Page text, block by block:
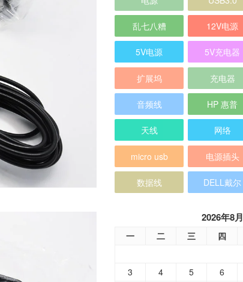
乱七八糟 12V电源
5V电源 5V充电器
扩展坞 充电器
音频线 HP 惠普
天线 网络
micro usb 电源插头
数据线 DELL戴尔
2026年8月
一 二 三 四
3
4 5 6